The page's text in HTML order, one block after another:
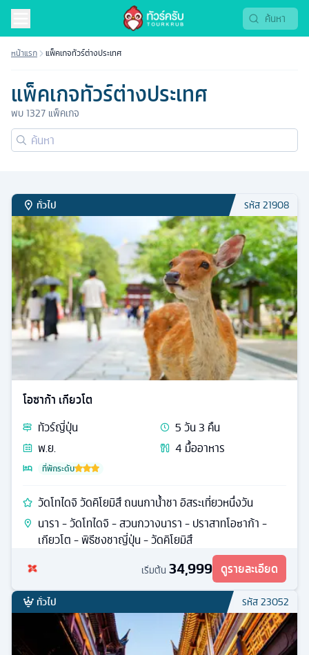
หน้าแรก แพ็คเกจทัวร์ต่างประเทศ
แพ็คเกจทัวร์ต่างประเทศ
พบ1327 แพ็คเกจ
ทั่วไป รหัส21908
โอซาก้า เกียวโต
ทัวร์ญี่ปุ่น 5วัน3 คืน
พ.ย.
4 มื้ออาหาร
ที่พักระดับ
วัดโทไดจิ วัดคิโยมิสึ ถนนกาน้ำชา อิสระเที่ยวหนึ่งวัน
นารา - วัดโทไดจิ - สวนกวางนารา - ปราสาทโอซาก้า -
เกียวโต - พิธีชงชาญี่ปุ่น - วัดคิโยมิสึ
เริ่มต้น 34,999 ดูรายละเอียด
ทั่วไป รหัส23052